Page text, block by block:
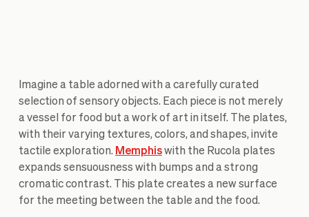
Imagine a table adorned with a carefully curated
selection of sensory objects. Each piece is not merely
a vessel for food but a work of art in itself. The plates,
with their varying textures, colors, and shapes, invite
tactile exploration. Memphiswith the Rucola plates
expands sensuousness with bumps and a strong
cromatic contrast. This plate creates a new surface
for the meeting between the table and the food.